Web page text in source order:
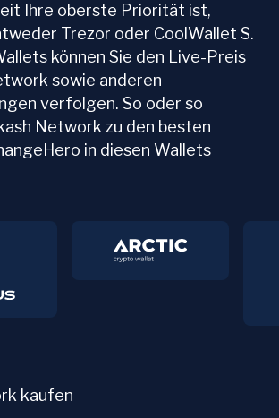
Ihre oberste Priorität ist,
Trezor oder CoolWallet S.
können Sie den Live-Preis
sowie anderen
verfolgen. So oder so
Network zu den besten
in diesen Wallets
kaufen